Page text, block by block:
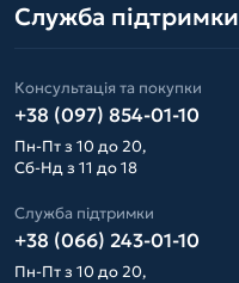
Служба підтримки
Консультація та покупки
+38 (097) 854-01-10
Пн-Пт з 10 до 20,
Сб-Нд з 11 до 18
Служба підтримки
+38 (066) 243-01-10
Пн-Пт з 10 до 20,